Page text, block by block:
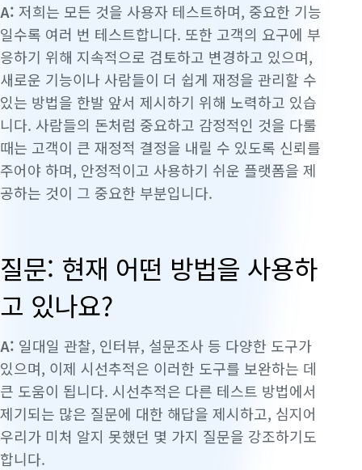
A: 저희는 모든 것을 사용자 테스트하며, 중요한 기능
일수록 여러 번 테스트합니다. 또한 고객의 요구에 부
응하기 위해 지속적으로 검토하고 변경하고 있으며,
새로운 기능이나 사람들이 더 쉽게 재정을 관리할 수
있는 방법을 한발 앞서 제시하기 위해 노력하고 있습
니다. 사람들의 돈처럼 중요하고 감정적인 것을 다룰
때는 고객이 큰 재정적 결정을 내릴 수 있도록 신뢰를
주어야 하며, 안정적이고 사용하기 쉬운 플랫폼을 제
공하는 것이 그 중요한 부분입니다.
질문: 현재 어떤 방법을 사용하
고 있나요?
A: 일대일 관찰, 인터뷰, 설문조사 등 다양한 도구가
있으며, 이제 시선추적은 이러한 도구를 보완하는 데
큰 도움이 됩니다. 시선추적은 다른 테스트 방법에서
제기되는 많은 질문에 대한 해답을 제시하고, 심지어
우리가 미처 알지 못했던 몇 가지 질문을 강조하기도
합니다.